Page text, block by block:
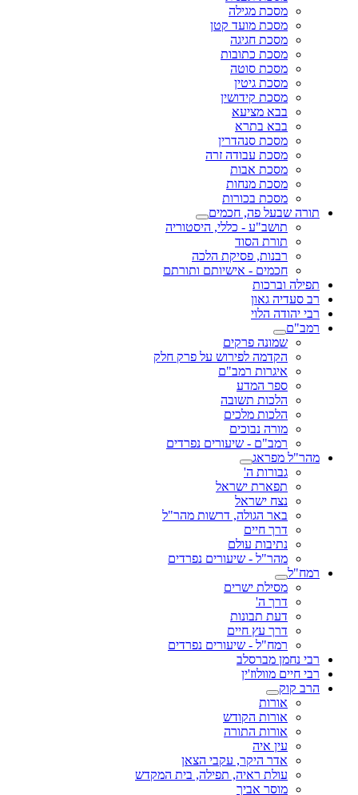
מסכת מגילה
מסכת מועד קטן
מסכת חגיגה
מסכת כתובות
מסכת סוטה
מסכת גיטין
מסכת קידושין
בבא מציעא
בבא בתרא
מסכת סנהדרין
מסכת עבודה זרה
מסכת אבות
מסכת מנחות
מסכת בכורות
תורה שבעל פה, חכמים
תושב"ע - כללי, היסטוריה
תורת הסוד
רבנות, פסיקת הלכה
חכמים - אישיותם ותורתם
תפילה וברכות
רב סעדיה גאון
רבי יהודה הלוי
רמב"ם
שמונה פרקים
הקדמה לפירוש על פרק חלק
איגרות רמב"ם
ספר המדע
הלכות תשובה
הלכות מלכים
מורה נבוכים
רמב"ם - שיעורים נפרדים
מהר"ל מפראג
גבורות ה'
תפארת ישראל
נצח ישראל
באר הגולה, דרשות מהר"ל
דרך חיים
נתיבות עולם
מהר"ל - שיעורים נפרדים
רמח"ל
מסילת ישרים
דרך ה'
דעת תבונות
דרך עץ חיים
רמח"ל - שיעורים נפרדים
רבי נחמן מברסלב
רבי חיים מוולוז'ין
הרב קוק
אורות
אורות הקודש
אורות התורה
עין איה
אדר היקר, עקבי הצאן
עולת ראיה, תפילה, בית המקדש
מוסר אביך